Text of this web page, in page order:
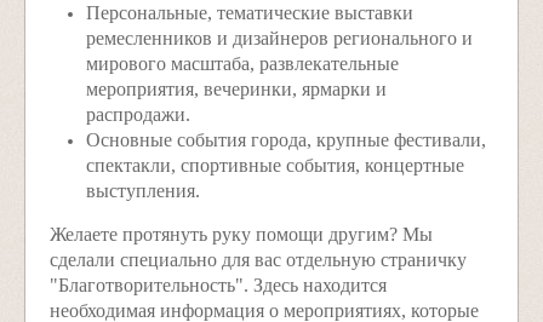
Персональные, тематические выставки
ремесленников и дизайнеров регионального и
мирового масштаба, развлекательные
мероприятия, вечеринки, ярмарки и
распродажи.
Основные события города, крупные фестивали,
спектакли, спортивные события, концертные
выступления.
Желаете протянуть руку помощи другим? Мы
сделали специально для вас отдельную страничку
"Благотворительность". Здесь находится
необходимая информация о мероприятиях, которые